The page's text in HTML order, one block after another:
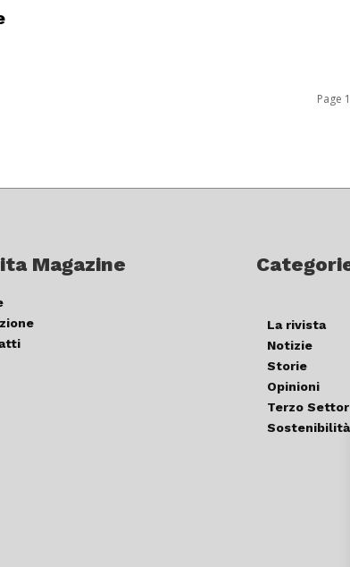
Page
Magazine
La rivista
Notizie
Storie
Opinioni
Terzo
Sostenibilità